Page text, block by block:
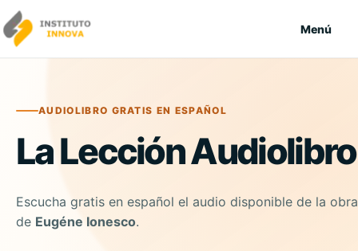
Saltar al contenido
Menú
AUDIOLIBRO GRATIS EN ESPAÑOL
La Lección Audiolibro
Escucha gratis en español el audio disponible de la obra
de Eugéne Ionesco.